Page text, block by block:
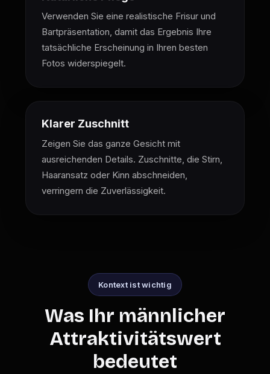
Verwenden Sie eine realistische Frisur und
Bartpräsentation, damit das Ergebnis Ihre
tatsächliche Erscheinung in Ihren besten
Fotos widerspiegelt.
Klarer Zuschnitt
Zeigen Sie das ganze Gesicht mit
ausreichenden Details. Zuschnitte, die Stirn,
Haaransatz oder Kinn abschneiden,
verringern die Zuverlässigkeit.
Kontext ist wichtig
Was Ihr männlicher
Attraktivitätswert
bedeutet